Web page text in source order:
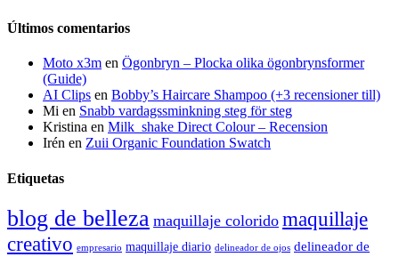
Últimos comentarios
Moto x3m en Ögonbryn – Plocka olika ögonbrynsformer
(Guide)
AI Clips en Bobby’s Haircare Shampoo (+3 recensioner till)
Mi en Snabb vardagssminkning steg för steg
Kristina en Milk_shake Direct Colour – Recension
Irén en Zuii Organic Foundation Swatch
Etiquetas
blog de belleza maquillaje colorido maquillaje
creativo empresario maquillaje diario delineador de ojos delineador de